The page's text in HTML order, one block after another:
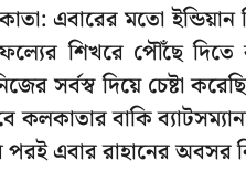
এবারের মতো
শিখরে পৌঁছে
সর্বস্ব দিয়ে চেষ্টা
কলকাতার বাকি
এবার রাহানের অবসর